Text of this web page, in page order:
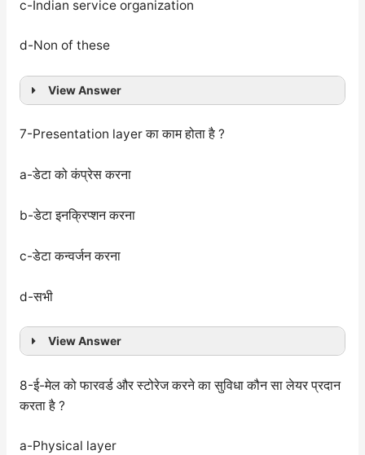
c-Indian service organization
d-Non of these
View Answer
7-Presentation layer का काम होता है ?
a-डेटा को कंप्रेस करना
b-डेटा इनक्रिप्शन करना
c-डेटा कन्वर्जन करना
d-सभी
View Answer
8-ई-मेल को फारवर्ड और स्टोरेज करने का सुविधा कौन सा लेयर प्रदान
करता है ?
a-Physical layer